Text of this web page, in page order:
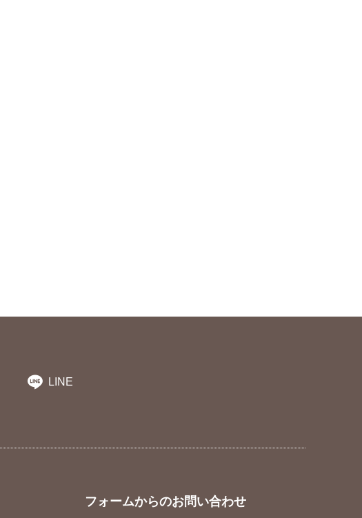
LINE
フォームからのお問い合わせ